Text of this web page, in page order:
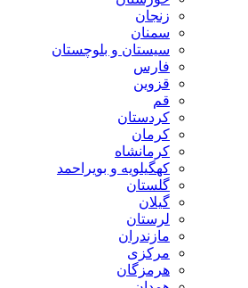
زنجان
سمنان
سیستان و بلوچستان
فارس
قزوین
قم
کردستان
کرمان
کرمانشاه
کهگیلویه و بویراحمد
گلستان
گیلان
لرستان
مازندران
مرکزی
هرمزگان